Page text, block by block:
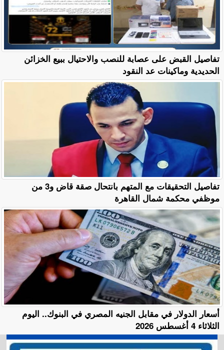
تفاصيل القبض على عصابة للنصب والاحتيال ببيع الخزائن
الحديدية وماكينات عد النقود
تفاصيل التحقيقات مع المتهم بانتحال صقة قاض و3 من
موظفي محكمة شمال القاهرة
أسعار الدولار في مقابل الجنيه المصري في البنوك.. اليوم
الثلاثاء 4 أغسطس 2026